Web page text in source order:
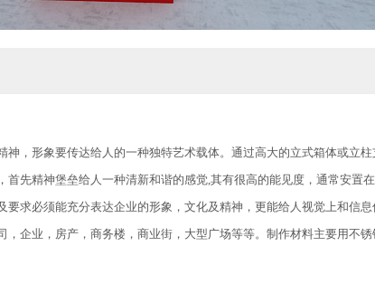
，形象要传达给人的一种独特艺术载体。通过高大的立式箱体或立
先精神堡垒给人一种清新和谐的感觉,其有很高的能见度，通常安置
求必须能充分表达企业的形象，文化及精神，更能给人视觉上和信
企业，房产，商务楼，商业街，大型广场等等。制作材料主要用不